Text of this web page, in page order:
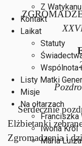
Z Watykanu
Kontakt
Laikat
Statuty
Wspólnota
Listy Matki
Misje
Na ołtarzach
Franciszka
Iwona Król
Maria Luiza
Serdecznie
Elżbietanki
Zgromadzenia i